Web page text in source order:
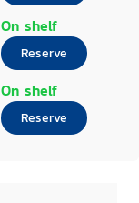
On shelf
Reserve
On shelf
Reserve